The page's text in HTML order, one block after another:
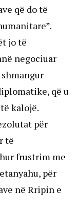
që do të
jo të
negociuar
që u
kalojë.
për
të
frustrim me
për
në Rripin e